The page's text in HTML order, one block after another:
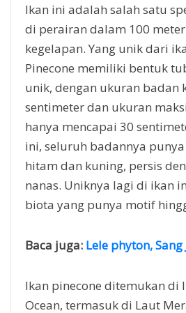
Ikan ini adalah salah satu
di perairan dalam 100
kegelapan. Yang unik dari
Pinecone memiliki bentuk
unik, dengan ukuran badan
sentimeter dan ukuran
hanya mencapai 30
ini, seluruh badannya
hitam dan kuning, persis
nanas. Uniknya lagi di ikan
biota yang punya motif
Baca juga: Lele phyton,
Ikan pinecone ditemukan di
Ocean, termasuk di Laut